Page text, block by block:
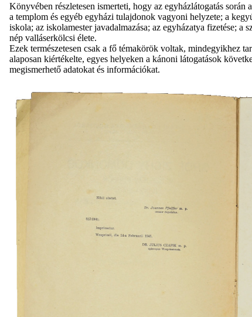
Könyvében részletesen ismerteti, hogy az egyházlátogatás
a templom és egyéb egyházi tulajdonok vagyoni helyzete; a
iskola; az iskolamester javadalmazása; az egyházatya fizetése;
nép valláserkölcsi élete.
Ezek természetesen csak a fő témakörök voltak, mindegyikhez
alaposan kiértékelte, egyes helyeken a kánoni látogatások
megismerhető adatokat és információkat.